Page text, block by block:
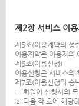
제2장 서비스 이
제5조(이용계약의 성
이용계약은 이용자의
제6조(이용신청)
이용신청은 서비스의
제7조(이용신청의 승
① 회원이 신청서의 모
② 다음 각 호에 해당